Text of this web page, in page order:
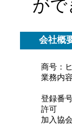
がで
会社概
商号：
業務内
商品
登録番
許可
加入協